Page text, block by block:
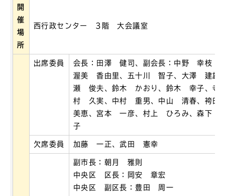
開
催
場
所
西行政センター 3階 大会議室
出席委員
会長：田澤 健司、副会長：中野 幸枝
渥美 香由里、五十川 智子、大澤 建雄
瀬 俊夫、鈴木 かおり、鈴木 幸子、寺
村 久実、中村 重男、中山 清春、袴
美恵、宮本 一彦、村上 ひろみ、森下
子
欠席委員 加藤 一正、武田 憲幸
副市長：朝月 雅則
中央区 区長：岡安 章宏
中央区 副区長：豊田 周一